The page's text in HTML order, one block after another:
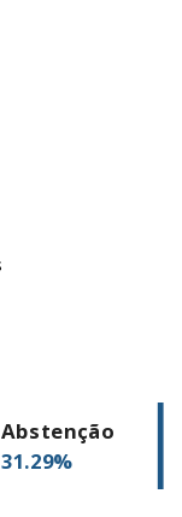
Abstenção
31.29%